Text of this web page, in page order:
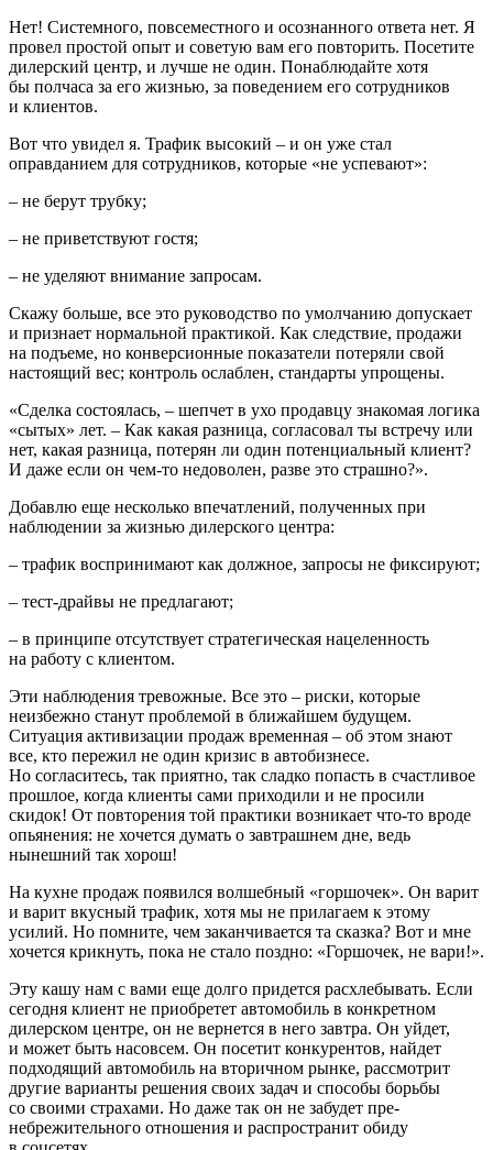
Нет! Системного, повсеместного и осознанного ответа нет. Я
провел про­стой опыт и советую вам его повторить. Посетите
дилерский центр, и лучше не один. Понаблюдайте хотя
бы полчаса за его жизнью, за поведением его сотрудни­ков
и клиентов.
Вот что увидел я. Трафик высокий – и он уже стал
оправданием для сотрудни­ков, которые «не успевают»:
– не берут трубку;
– не приветствуют гостя;
– не уделяют внимание запросам.
Скажу больше, все это руководство по умолчанию допускает
и признает нор­мальной практикой. Как следствие, про­дажи
на подъеме, но конверсионные показатели потеряли свой
настоящий вес; контроль ослаблен, стандарты упро­щены.
«Сделка состоялась, – шепчет в ухо продавцу знакомая логика
«сытых» лет. – Как какая разница, согласовал ты встречу или
нет, какая разница, потерян ли один потенциальный клиент?
И даже если он чем-то недоволен, разве это страшно?».
Добавлю еще несколько впечатлений, полученных при
наблюдении за жизнью дилерского центра:
– трафик воспринимают как должное, запросы не фиксируют;
– тест-драйвы не предлагают;
– в принципе отсутствует стратегиче­ская нацеленность
на работу с клиентом.
Эти наблюдения тревожные. Все это – риски, которые
неизбежно станут про­блемой в ближайшем будущем.
Ситуация активизации продаж временная – об этом знают
все, кто пережил не один кри­зис в автобизнесе.
Но согласитесь, так приятно, так сладко попасть в счастливое
прошлое, когда клиенты сами приходили и не просили
скидок! От повторения той практики возникает что-то вроде
опьяне­ния: не хочется думать о завтрашнем дне, ведь
нынешний так хорош!
На кухне продаж появился волшебный «горшочек». Он варит
и варит вкусный трафик, хотя мы не прилагаем к этому
усилий. Но помните, чем заканчивается та сказка? Вот и мне
хочется крикнуть, пока не стало поздно: «Горшочек, не вари!».
Эту кашу нам с вами еще долго придет­ся расхлебывать. Если
сегодня клиент не приобретет автомобиль в конкретном
дилерском центре, он не вернется в него завтра. Он уйдет,
и может быть насовсем. Он посетит конкурентов, найдет
подходя­щий автомобиль на вторичном рынке, рассмотрит
другие варианты решения своих задач и способы борьбы
со своими страхами. Но даже так он не забудет пре­
небрежительного отношения и распро­странит обиду